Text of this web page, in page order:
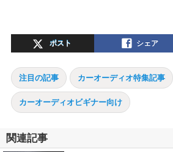
ポスト シェア
注目の記事 カーオーディオ特集記事
カーオーディオビギナー向け
関連記事